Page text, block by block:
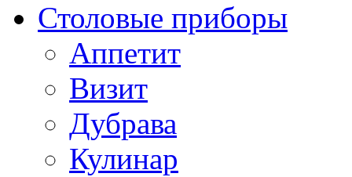
Столовые приборы
Аппетит
Визит
Дубрава
Кулинар